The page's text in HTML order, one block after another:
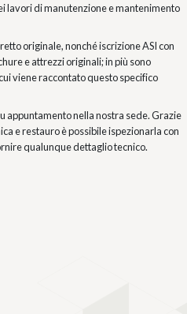
lavori di manutenzione e mantenimento
originale, nonché iscrizione ASI con
e attrezzi originali; in più sono
viene raccontato questo specifico
appuntamento nella nostra sede. Grazie
e restauro è possibile ispezionarla con
qualunque dettaglio tecnico.